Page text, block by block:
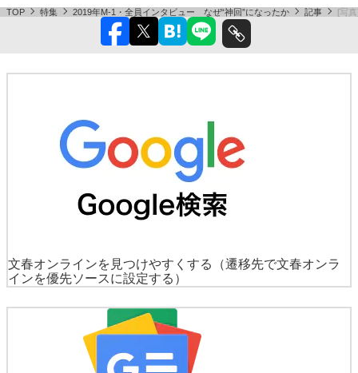
TOP 特集 2019年M-1・全員インタビュー なぜ“神回”になったか 記事 [写
文春オンラインを見つけやすくする
（遷移先で文春オンラ
インを優先ソースに設定する）